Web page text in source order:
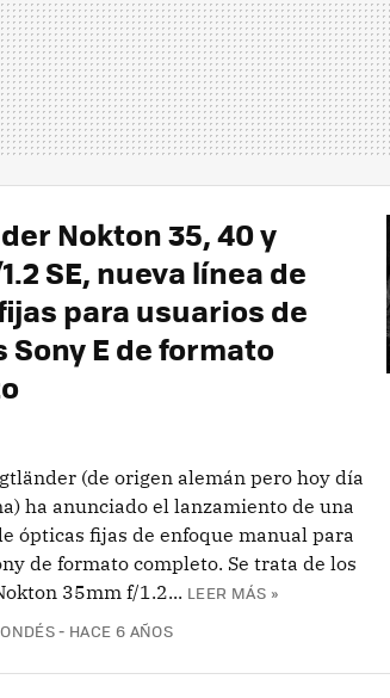
Nokton 35, 40 y
SE, nueva línea de
para usuarios de
Sony E de formato
(de origen alemán pero hoy día
ha anunciado el lanzamiento de una
ópticas fijas de enfoque manual para
de formato completo. Se trata de los
35mm f/1.2... LEER MÁS »
HACE 6 AÑOS